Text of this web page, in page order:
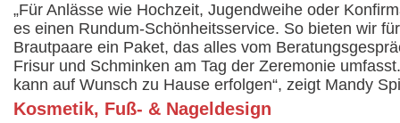
„Für Anlässe wie Hochzeit, Jugendweihe oder
es einen Rundum-Schönheitsservice. So bieten wir für
Brautpaare ein Paket, das alles vom
Frisur und Schminken am Tag der Zeremonie
kann auf Wunsch zu Hause erfolgen“, zeigt Mandy
Kosmetik, Fuß- & Nageldesign